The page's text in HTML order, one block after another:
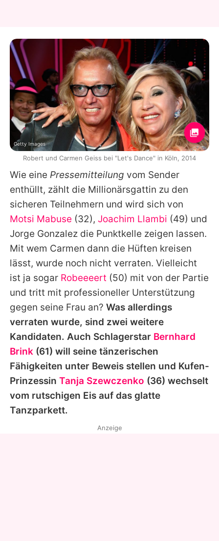
Wie eine Pressemitteilung vom Sender
enthüllt, zählt die Millionärsgattin zu den
sicheren Teilnehmern und wird sich von
Motsi Mabuse (32), Joachim Llambi (49) und
Jorge Gonzalez die Punktkelle zeigen lassen.
Mit wem Carmen dann die Hüften kreisen
lässt, wurde noch nicht verraten. Vielleicht
ist ja sogar Robeeeert (50) mit von der Partie
und tritt mit professioneller Unterstützung
gegen seine Frau an? Was allerdings
verraten wurde, sind zwei weitere
Kandidaten. Auch Schlagerstar Bernhard
Brink (61) will seine tänzerischen
Fähigkeiten unter Beweis stellen und Kufen-
Prinzessin Tanja Szewczenko (36) wechselt
vom rutschigen Eis auf das glatte
Tanzparkett.
Getty Images
Robert und Carmen Geiss bei "Let's Dance" in Köln, 2014
Anzeige